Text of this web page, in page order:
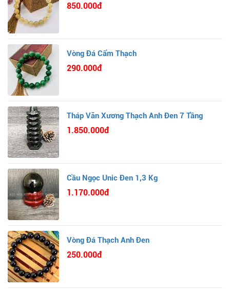
850.000đ
Vòng Đá Cẩm Thạch
290.000đ
Tháp Văn Xương Thạch Anh Đen 7 Tầng
1.850.000đ
Cầu Ngọc Unic Đen 1,3 Kg
1.170.000đ
Vòng Đá Thạch Anh Đen
250.000đ